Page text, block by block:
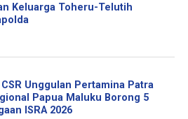
Keluarga Toheru-Telutih
Unggulan Pertamina Patra
Papua Maluku Borong 5
ISRA 2026